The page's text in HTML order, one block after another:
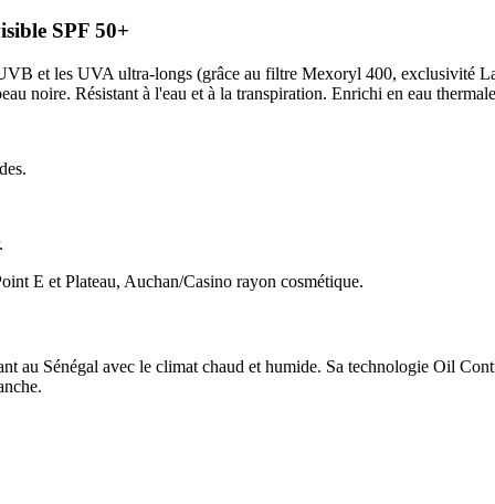
SPF 50+
et les UVA ultra-longs (grâce au filtre Mexoryl 400, exclusivité
noire. Résistant à l'eau et à la transpiration. Enrichi en eau
E et Plateau, Auchan/Casino rayon cosmétique.
au Sénégal avec le climat chaud et humide. Sa technologie Oil